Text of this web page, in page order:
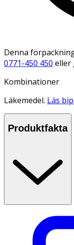
Denna
0771-450 450 eller
Kombinationer
Läkemedel. Läs
Produktfakta